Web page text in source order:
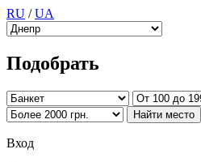
RU /UA
Подобрать
Вход